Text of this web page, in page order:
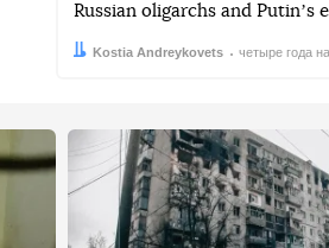
Russian oligarchs and Putinʼs
Автор:Kostia Andreykovets
Дата: четыре года